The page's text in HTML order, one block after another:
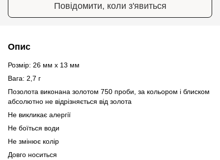
Повідомити, коли з'явиться
Опис
Розмір: 26 мм х 13 мм
Вага: 2,7 г
Позолота виконана золотом 750 проби, за кольором і блиском
абсолютно не відрізняється від золота
Не викликає алергії
Не боїться води
Не змінює колір
Довго носиться